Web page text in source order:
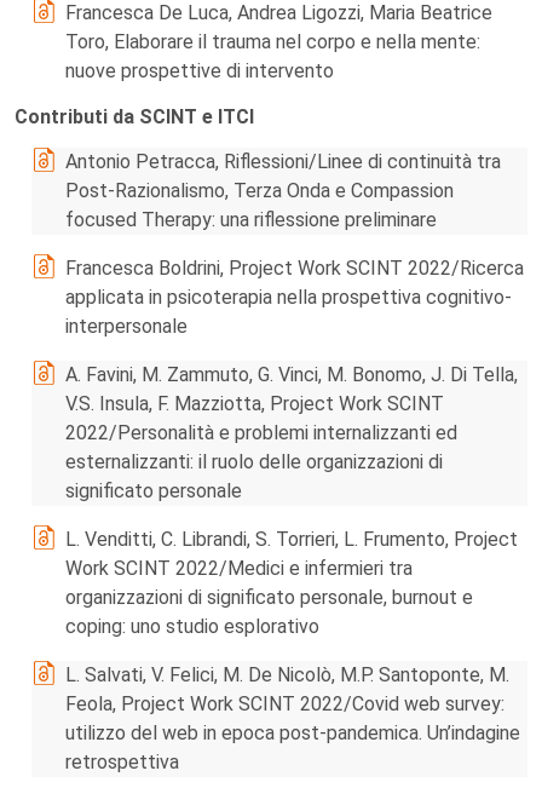
Francesca De Luca, Andrea Ligozzi, Maria Beatrice
Toro, Elaborare il trauma nel corpo e nella mente:
nuove prospettive di intervento
Contributi da SCINT e ITCI
Antonio Petracca, Riflessioni/Linee di continuità tra
Post-Razionalismo, Terza Onda e Compassion
focused Therapy: una riflessione preliminare
Francesca Boldrini, Project Work SCINT 2022/Ricerca
applicata in psicoterapia nella prospettiva cognitivo-
interpersonale
A. Favini, M. Zammuto, G. Vinci, M. Bonomo, J. Di Tella,
V.S. Insula, F. Mazziotta, Project Work SCINT
2022/Personalità e problemi internalizzanti ed
esternalizzanti: il ruolo delle organizzazioni di
significato personale
L. Venditti, C. Librandi, S. Torrieri, L. Frumento, Project
Work SCINT 2022/Medici e infermieri tra
organizzazioni di significato personale, burnout e
coping: uno studio esplorativo
L. Salvati, V. Felici, M. De Nicolò, M.P. Santoponte, M.
Feola, Project Work SCINT 2022/Covid web survey:
utilizzo del web in epoca post-pandemica. Un’indagine
retrospettiva